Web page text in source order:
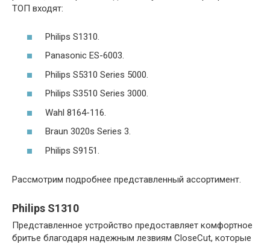
ТОП входят:
Philips S1310.
Panasonic ES-6003.
Philips S5310 Series 5000.
Philips S3510 Series 3000.
Wahl 8164-116.
Braun 3020s Series 3.
Philips S9151.
Рассмотрим подробнее представленный ассортимент.
Philips S1310
Представленное устройство предоставляет комфортное
бритье благодаря надежным лезвиям CloseCut, которые